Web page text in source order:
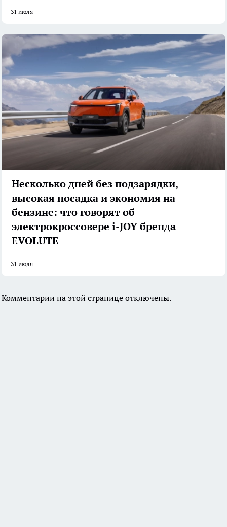
31 июля
Несколько дней без подзарядки,
высокая посадка и экономия на
бензине: что говорят об
электрокроссовере i-JOY бренда
EVOLUTE
31 июля
Комментарии на этой странице отключены.